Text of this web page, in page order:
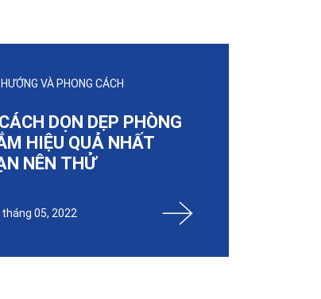
VÀ PHONG CÁCH
DỌN DẸP PHÒNG
HIỆU QUẢ NHẤT
NÊN THỬ
tháng 05, 2022